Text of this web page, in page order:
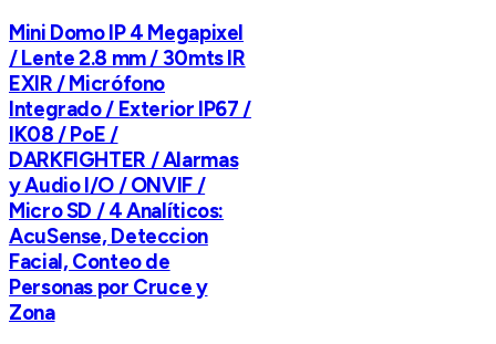
Mini Domo IP 4 Megapixel
/ Lente 2.8 mm / 30mts IR
EXIR / Micrófono
Integrado / Exterior IP67 /
IK08 / PoE /
DARKFIGHTER / Alarmas
y Audio I/O / ONVIF /
Micro SD / 4 Analíticos:
AcuSense, Deteccion
Facial, Conteo de
Personas por Cruce y
Zona